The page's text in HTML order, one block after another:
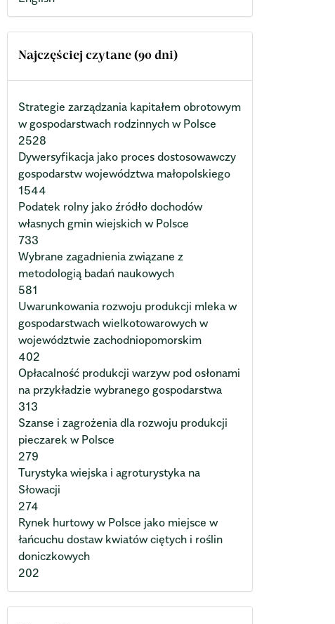
Najczęściej czytane (90 dni)
Strategie zarządzania kapitałem obrotowym
w gospodarstwach rodzinnych w Polsce
2528
Dywersyfikacja jako proces dostosowawczy
gospodarstw województwa małopolskiego
1544
Podatek rolny jako źródło dochodów
własnych gmin wiejskich w Polsce
733
Wybrane zagadnienia związane z
metodologią badań naukowych
581
Uwarunkowania rozwoju produkcji mleka w
gospodarstwach wielkotowarowych w
województwie zachodniopomorskim
402
Opłacalność produkcji warzyw pod osłonami
na przykładzie wybranego gospodarstwa
313
Szanse i zagrożenia dla rozwoju produkcji
pieczarek w Polsce
279
Turystyka wiejska i agroturystyka na
Słowacji
274
Rynek hurtowy w Polsce jako miejsce w
łańcuchu dostaw kwiatów ciętych i roślin
doniczkowych
202